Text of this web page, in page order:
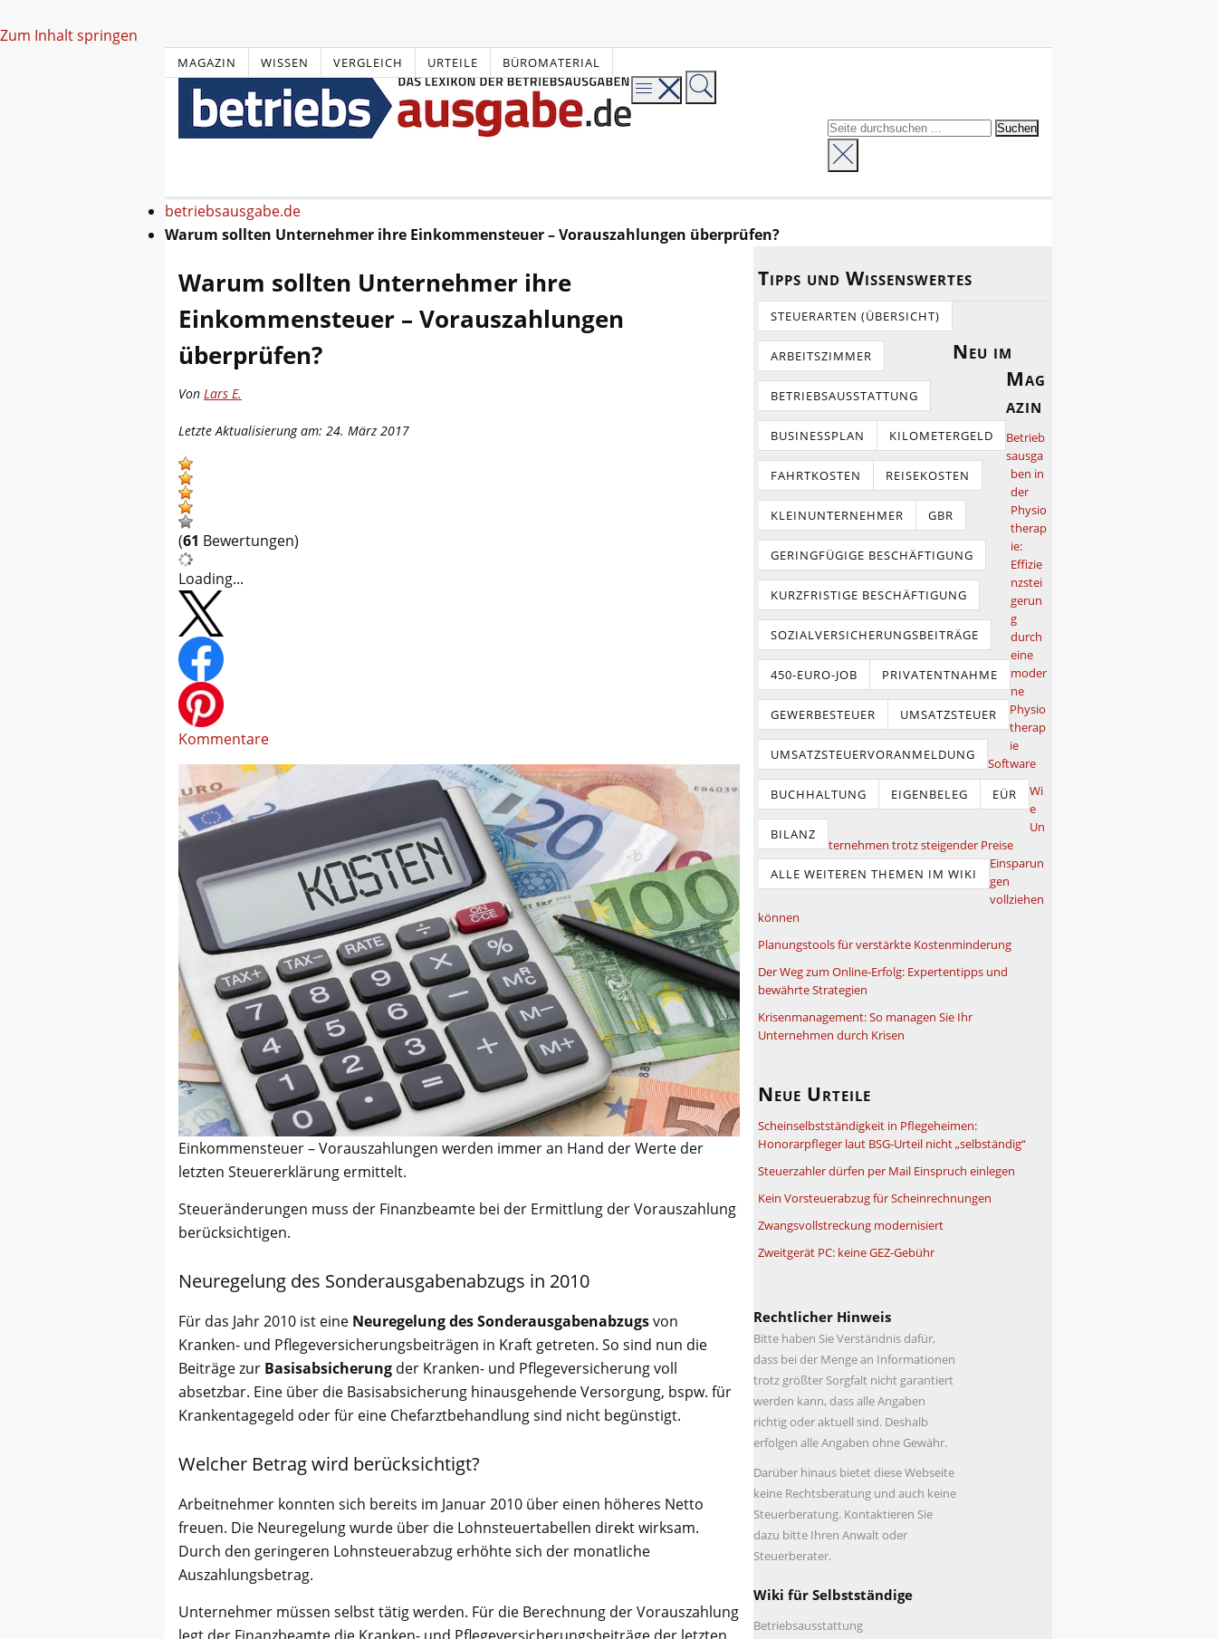
Zum Inhalt springen
MAGAZIN WISSEN VERGLEICH URTEILE BÜROMATERIAL
betriebsausgabe.de
Warum sollten Unternehmer ihre Einkommensteuer – Vorauszahlungen überprüfen?
Warum sollten Unternehmer ihre
Einkommensteuer – Vorauszahlungen
überprüfen?
Von Lars E.
Letzte Aktualisierung am: 24. März 2017
(61 Bewertungen)
Loading...
Kommentare
Einkommensteuer – Vorauszahlungen werden immer an Hand der Werte der
letzten Steuererklärung ermittelt.
Steueränderungen muss der Finanzbeamte bei der Ermittlung der Vorauszahlung
berücksichtigen.
Neuregelung des Sonderausgabenabzugs in 2010
Für das Jahr 2010 ist eine Neuregelung des Sonderausgabenabzugsvon
Kranken- und Pflegeversicherungsbeiträgen in Kraft getreten. So sind nun die
Beiträge zur Basisabsicherung der Kranken- und Pflegeversicherung voll
absetzbar. Eine über die Basisabsicherung hinausgehende Versorgung, bspw. für
Krankentagegeld oder für eine Chefarztbehandlung sind nicht begünstigt.
Welcher Betrag wird berücksichtigt?
Arbeitnehmer konnten sich bereits im Januar 2010 über einen höheres Netto
freuen. Die Neuregelung wurde über die Lohnsteuertabellen direkt wirksam.
Durch den geringeren Lohnsteuerabzug erhöhte sich der monatliche
Auszahlungsbetrag.
Unternehmer müssen selbst tätig werden. Für die Berechnung der Vorauszahlung
Tipps und Wissenswertes
STEUERARTEN (ÜBERSICHT)
ARBEITSZIMMER
BETRIEBSAUSSTATTUNG
BUSINESSPLAN KILOMETERGELD
FAHRTKOSTEN REISEKOSTEN
KLEINUNTERNEHMER GBR
GERINGFÜGIGE BESCHÄFTIGUNG
KURZFRISTIGE BESCHÄFTIGUNG
SOZIALVERSICHERUNGSBEITRÄGE
450-EURO-JOB PRIVATENTNAHME
GEWERBESTEUER UMSATZSTEUER
UMSATZSTEUERVORANMELDUNG
BUCHHALTUNG EIGENBELEG EÜR
BILANZ
ALLE WEITEREN THEMEN IM WIKI
Neu im
Mag
azin
Betrieb
sausga
ben in
der
Physio
therap
ie:
Effizie
nzstei
gerun
g
durch
eine
moder
ne
Physio
therap
ie
Software
Wi
e
Un
ternehmen trotz steigender Preise
Einsparun
gen
vollziehen
können
Planungstools für verstärkte Kostenminderung
Der Weg zum Online-Erfolg: Expertentipps und
bewährte Strategien
Krisenmanagement: So managen Sie Ihr
Unternehmen durch Krisen
Neue Urteile
Scheinselbstständigkeit in Pflegeheimen:
Honorarpfleger laut BSG-Urteil nicht „selbständig“
Steuerzahler dürfen per Mail Einspruch einlegen
Kein Vorsteuerabzug für Scheinrechnungen
Zwangsvollstreckung modernisiert
Zweitgerät PC: keine GEZ-Gebühr
Rechtlicher Hinweis
Bitte haben Sie Verständnis dafür,
dass bei der Menge an Informationen
trotz größter Sorgfalt nicht garantiert
werden kann, dass alle Angaben
richtig oder aktuell sind. Deshalb
erfolgen alle Angaben ohne Gewähr.
Darüber hinaus bietet diese Webseite
keine Rechtsberatung und auch keine
Steuerberatung. Kontaktieren Sie
dazu bitte Ihren Anwalt oder
Steuerberater.
Wiki für Selbstständige
Betriebsausstattung